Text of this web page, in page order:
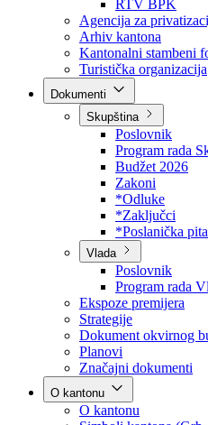
Javna preduzeća
BPK šume
RTV BPK
Agencija za
Arhiv kantona
Kantonalni stambeni
Turistička organizacija
Skupština
Poslovnik
Program rada
Budžet 2026
Zakoni
*Odluke
*Zaključci
*Poslanička
Vlada
Poslovnik
Program rada
Ekspoze premijera
Strategije
Dokument okvirnog
Planovi
Značajni dokumenti